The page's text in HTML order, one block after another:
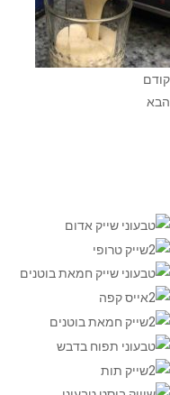
קודם
הבא